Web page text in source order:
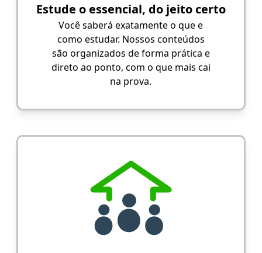
Estude o essencial, do jeito certo
Você saberá exatamente o que e
como estudar. Nossos conteúdos
são organizados de forma prática e
direto ao ponto, com o que mais cai
na prova.